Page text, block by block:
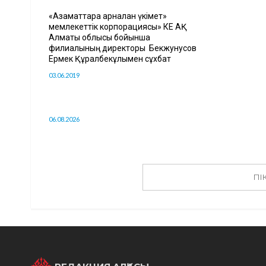
«Азаматтарға арналған үкімет»
мемлекеттік корпорациясы» КЕ АҚ
Алматы облысы бойынша
филиалының директоры Бекжунусов
Ермек Құралбекұлымен сұхбат
03.06.2019
06.08.2026